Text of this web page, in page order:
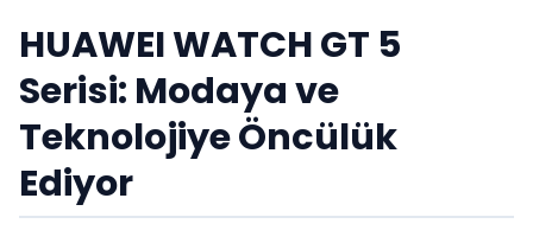
HUAWEI WATCH GT 5
Serisi: Modaya ve
Teknolojiye Öncülük
Ediyor